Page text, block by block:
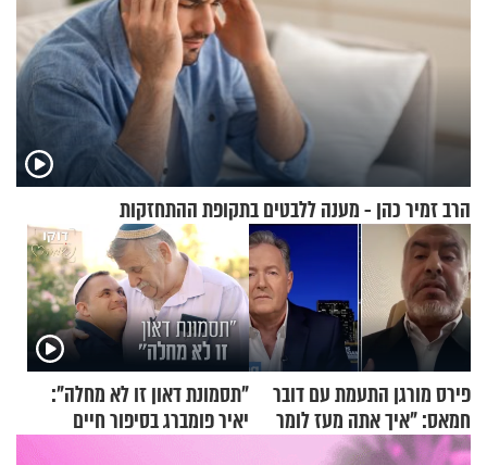
הרב זמיר כהן - מענה ללבטים בתקופת ההתחזקות
פירס מורגן התעמת עם דובר
חמאס: "איך אתה מעז לומר
שלא ביצעתם פשעי מלחמה?!"
"תסמונת דאון זו לא מחלה":
יאיר פומברג בסיפור חיים